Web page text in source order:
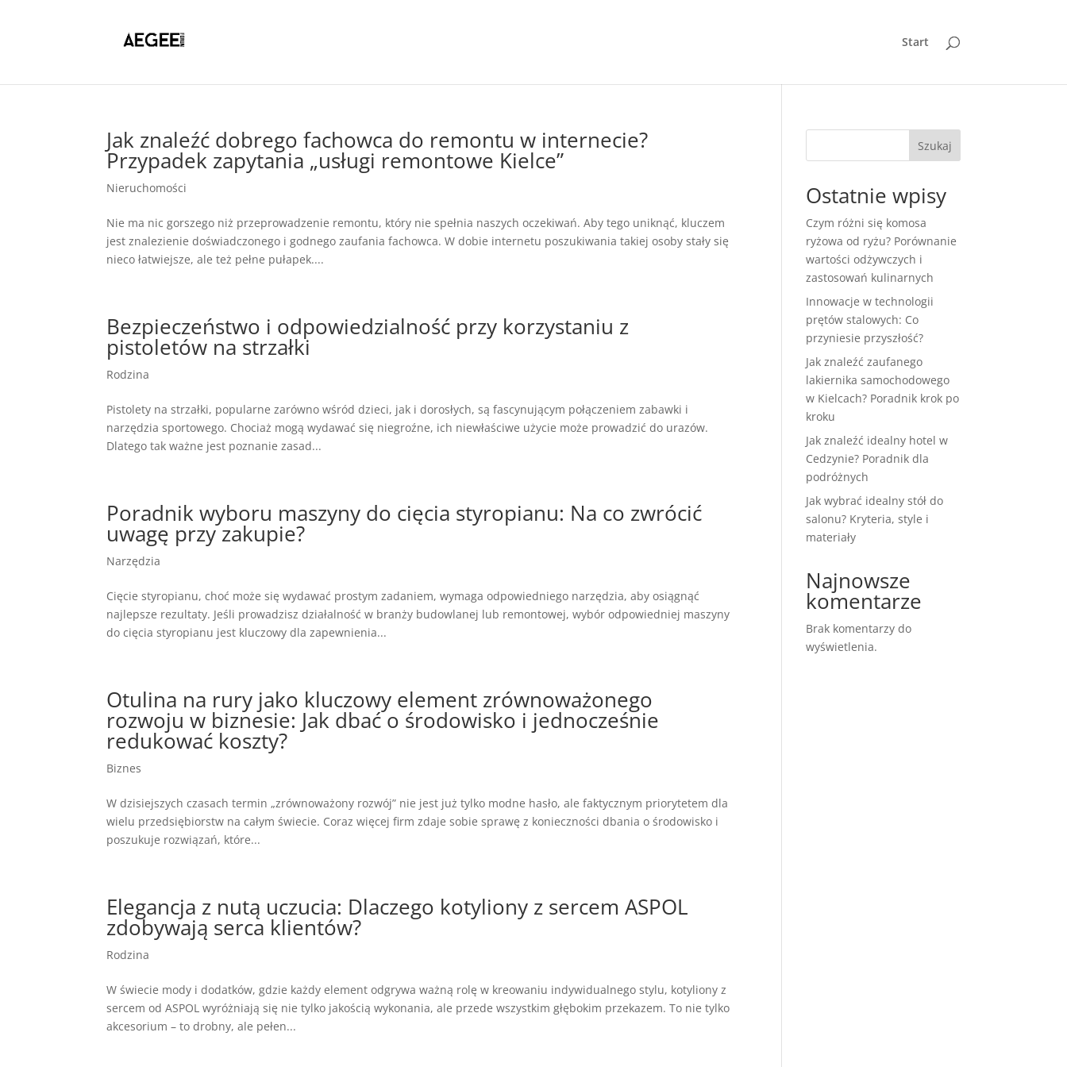
Start
Jak znaleźć dobrego fachowca do remontu w internecie?
Przypadek zapytania „usługi remontowe Kielce”
Nieruchomości
Nie ma nic gorszego niż przeprowadzenie remontu, który nie spełnia naszych oczekiwań. Aby tego uniknąć, kluczem
jest znalezienie doświadczonego i godnego zaufania fachowca. W dobie internetu poszukiwania takiej osoby stały się
nieco łatwiejsze, ale też pełne pułapek....
Bezpieczeństwo i odpowiedzialność przy korzystaniu z
pistoletów na strzałki
Rodzina
Pistolety na strzałki, popularne zarówno wśród dzieci, jak i dorosłych, są fascynującym połączeniem zabawki i
narzędzia sportowego. Chociaż mogą wydawać się niegroźne, ich niewłaściwe użycie może prowadzić do urazów.
Dlatego tak ważne jest poznanie zasad...
Poradnik wyboru maszyny do cięcia styropianu: Na co zwrócić
uwagę przy zakupie?
Narzędzia
Cięcie styropianu, choć może się wydawać prostym zadaniem, wymaga odpowiedniego narzędzia, aby osiągnąć
najlepsze rezultaty. Jeśli prowadzisz działalność w branży budowlanej lub remontowej, wybór odpowiedniej maszyny
do cięcia styropianu jest kluczowy dla zapewnienia...
Otulina na rury jako kluczowy element zrównoważonego
rozwoju w biznesie: Jak dbać o środowisko i jednocześnie
redukować koszty?
Biznes
W dzisiejszych czasach termin „zrównoważony rozwój” nie jest już tylko modne hasło, ale faktycznym priorytetem dla
wielu przedsiębiorstw na całym świecie. Coraz więcej firm zdaje sobie sprawę z konieczności dbania o środowisko i
poszukuje rozwiązań, które...
Elegancja z nutą uczucia: Dlaczego kotyliony z sercem ASPOL
zdobywają serca klientów?
Rodzina
W świecie mody i dodatków, gdzie każdy element odgrywa ważną rolę w kreowaniu indywidualnego stylu, kotyliony z
sercem od ASPOL wyróżniają się nie tylko jakością wykonania, ale przede wszystkim głębokim przekazem. To nie tylko
akcesorium – to drobny, ale pełen...
Szukaj
Ostatnie wpisy
Czym różni się komosa
ryżowa od ryżu? Porównanie
wartości odżywczych i
zastosowań kulinarnych
Innowacje w technologii
prętów stalowych: Co
przyniesie przyszłość?
Jak znaleźć zaufanego
lakiernika samochodowego
w Kielcach? Poradnik krok po
kroku
Jak znaleźć idealny hotel w
Cedzynie? Poradnik dla
podróżnych
Jak wybrać idealny stół do
salonu? Kryteria, style i
materiały
Najnowsze
komentarze
Brak komentarzy do
wyświetlenia.